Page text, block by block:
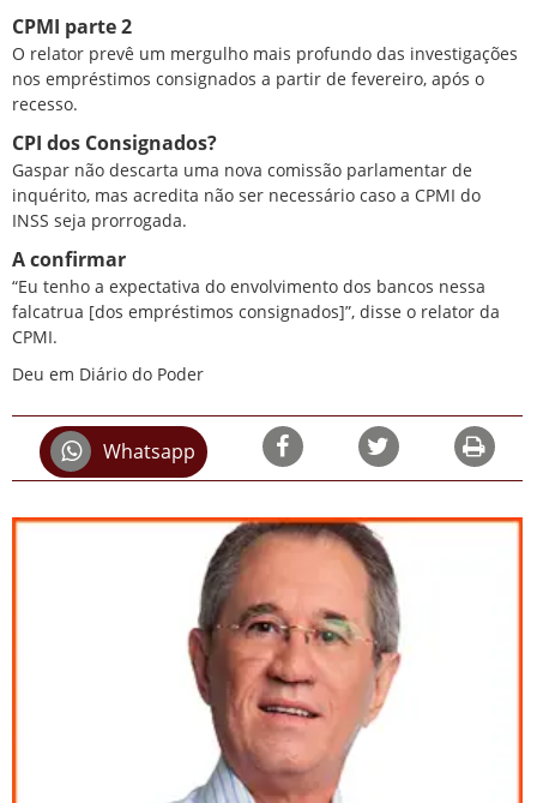
CPMI parte 2
O relator prevê um mergulho mais profundo das investigações
nos empréstimos consignados a partir de fevereiro, após o
recesso.
CPI dos Consignados?
Gaspar não descarta uma nova comissão parlamentar de
inquérito, mas acredita não ser necessário caso a CPMI do
INSS seja prorrogada.
A confirmar
“Eu tenho a expectativa do envolvimento dos bancos nessa
falcatrua [dos empréstimos consignados]”, disse o relator da
CPMI.
Deu em Diário do Poder
Whatsapp